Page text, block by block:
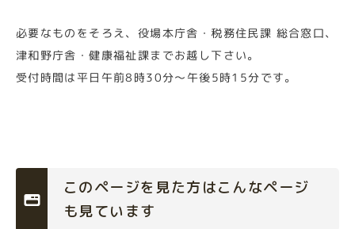
必要なものをそろえ、役場本庁舎・税務住民課 総合窓口、
津和野庁舎・健康福祉課までお越し下さい。
受付時間は平日午前8時30分～午後5時15分です。
このページを見た方はこんなページ
も見ています